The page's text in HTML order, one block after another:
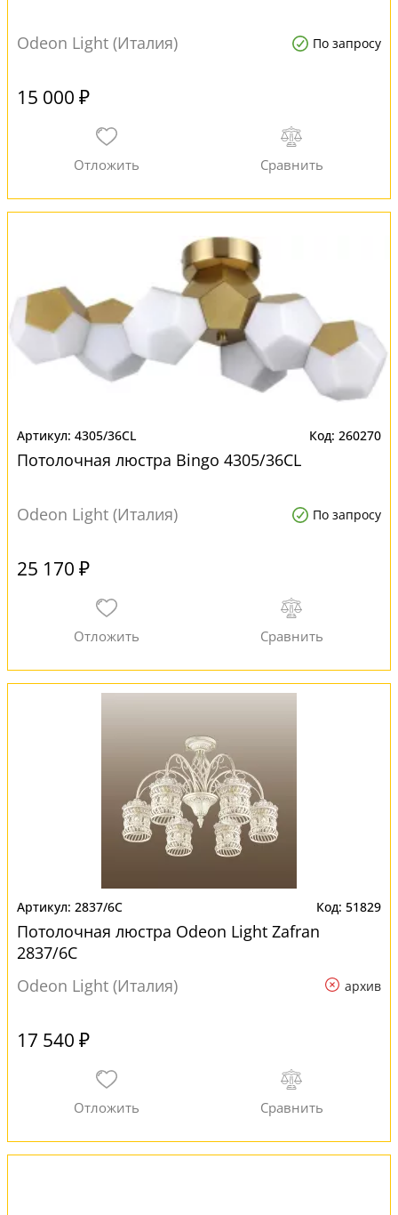
Odeon Light (Италия) По запросу
15 000 ₽
4305/36CL 260270
Потолочная люстра Bingo 4305/36CL
Odeon Light (Италия) По запросу
25 170 ₽
2837/6C 51829
Потолочная люстра Odeon Light Zafran
2837/6C
Odeon Light (Италия)
архив
17 540 ₽